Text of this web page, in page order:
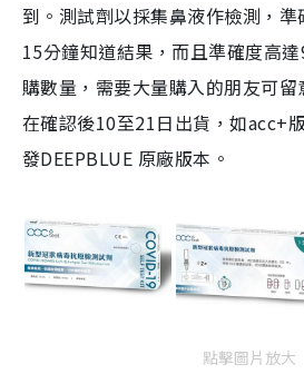
到。測試劑以採集鼻液作檢測，
15分鐘知道結果，而且準確度高
購數量，需要大量購入的朋友可
在確認後10至21日出貨，如acc+
發DEEPBLUE 原廠版本。
點擊圖片放大